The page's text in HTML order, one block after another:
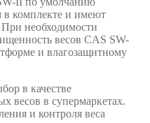
в комплекте и имеют
необходимости
весов CAS SW-
и влагозащитному
в качестве
весов в супермаркетах.
и контроля веса